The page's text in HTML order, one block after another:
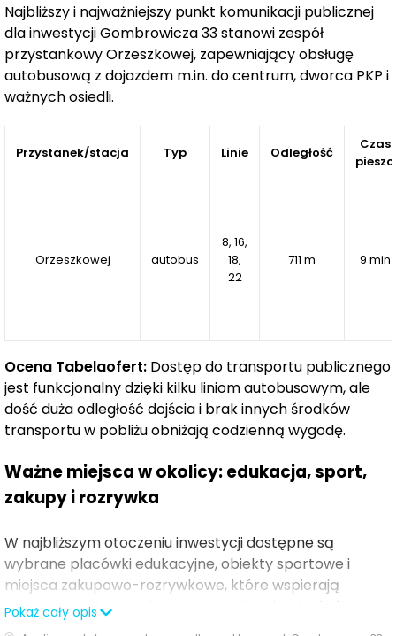
pompy ciepła), a pomp do wstępnego podgrzania
ciepłej wody użytkowej.
Gombrowicza 33 to przykład lokalizacji, która oferuje
równowagę – bliskość centrum Gniezna, a jednocześnie
okolicy. To propozycja dla tych, którzy szukają
komfortu, bezpieczeństwa i dobrej jakości życia na co
dzień.
Najbliższy i najważniejszy punkt komunikacji publicznej
dla inwestycji Gombrowicza 33 stanowi zespół
przystankowy Orzeszkowej, zapewniający obsługę
autobusową z dojazdem m.in. do centrum, dworca PKP i
ważnych osiedli.
Przystanek/stacja Typ Linie Odległość
Czas
pieszo
Orzeszkowej autobus
8, 16,
18,
22
711 m 9 min
Ocena Tabelaofert: Dostęp do transportu publicznego
jest funkcjonalny dzięki kilku liniom autobusowym, ale
dość duża odległość dojścia i brak innych środków
transportu w pobliżu obniżają codzienną wygodę.
Ważne miejsca w okolicy: edukacja, sport,
zakupy i rozrywka
W najbliższym otoczeniu inwestycji dostępne są
wybrane placówki edukacyjne, obiekty sportowe i
miejsca zakupowo-rozrywkowe, które wspierają
wygodne codzienne funkcjonowanie mieszkańców.
Pokaż cały opis